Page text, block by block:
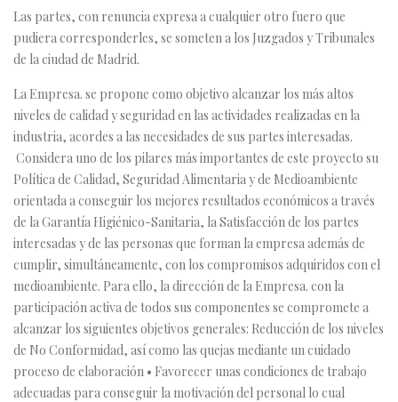
Las partes, con renuncia expresa a cualquier otro fuero que
pudiera corresponderles, se someten a los Juzgados y Tribunales
de la ciudad de Madrid.
La Empresa. se propone como objetivo alcanzar los más altos
niveles de calidad y seguridad en las actividades realizadas en la
industria, acordes a las necesidades de sus partes interesadas.
Considera uno de los pilares más importantes de este proyecto su
Política de Calidad, Seguridad Alimentaria y de Medioambiente
orientada a conseguir los mejores resultados económicos a través
de la Garantía Higiénico-Sanitaria, la Satisfacción de los partes
interesadas y de las personas que forman la empresa además de
cumplir, simultáneamente, con los compromisos adquiridos con el
medioambiente. Para ello, la dirección de la Empresa. con la
participación activa de todos sus componentes se compromete a
alcanzar los siguientes objetivos generales: Reducción de los niveles
de No Conformidad, así como las quejas mediante un cuidado
proceso de elaboración • Favorecer unas condiciones de trabajo
adecuadas para conseguir la motivación del personal lo cual